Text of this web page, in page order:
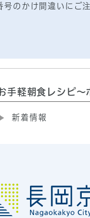
号のかけ間違いにご
手軽朝食レシピ～
新着情報